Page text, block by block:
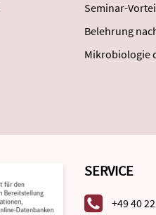
Seminar-
Belehrung
Mikrobiologie
SERVICE
+49 40